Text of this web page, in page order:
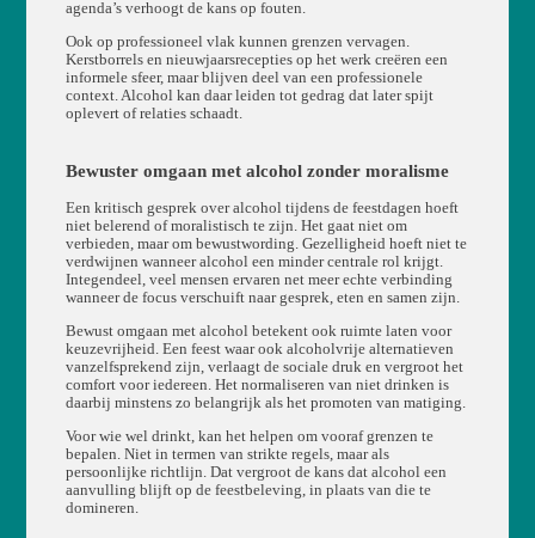
agenda’s verhoogt de kans op fouten.
Ook op professioneel vlak kunnen grenzen vervagen.
Kerstborrels en nieuwjaarsrecepties op het werk creëren een
informele sfeer, maar blijven deel van een professionele
context. Alcohol kan daar leiden tot gedrag dat later spijt
oplevert of relaties schaadt.
Bewuster omgaan met alcohol zonder moralisme
Een kritisch gesprek over alcohol tijdens de feestdagen hoeft
niet belerend of moralistisch te zijn. Het gaat niet om
verbieden, maar om bewustwording. Gezelligheid hoeft niet te
verdwijnen wanneer alcohol een minder centrale rol krijgt.
Integendeel, veel mensen ervaren net meer echte verbinding
wanneer de focus verschuift naar gesprek, eten en samen zijn.
Bewust omgaan met alcohol betekent ook ruimte laten voor
keuzevrijheid. Een feest waar ook alcoholvrije alternatieven
vanzelfsprekend zijn, verlaagt de sociale druk en vergroot het
comfort voor iedereen. Het normaliseren van niet drinken is
daarbij minstens zo belangrijk als het promoten van matiging.
Voor wie wel drinkt, kan het helpen om vooraf grenzen te
bepalen. Niet in termen van strikte regels, maar als
persoonlijke richtlijn. Dat vergroot de kans dat alcohol een
aanvulling blijft op de feestbeleving, in plaats van die te
domineren.